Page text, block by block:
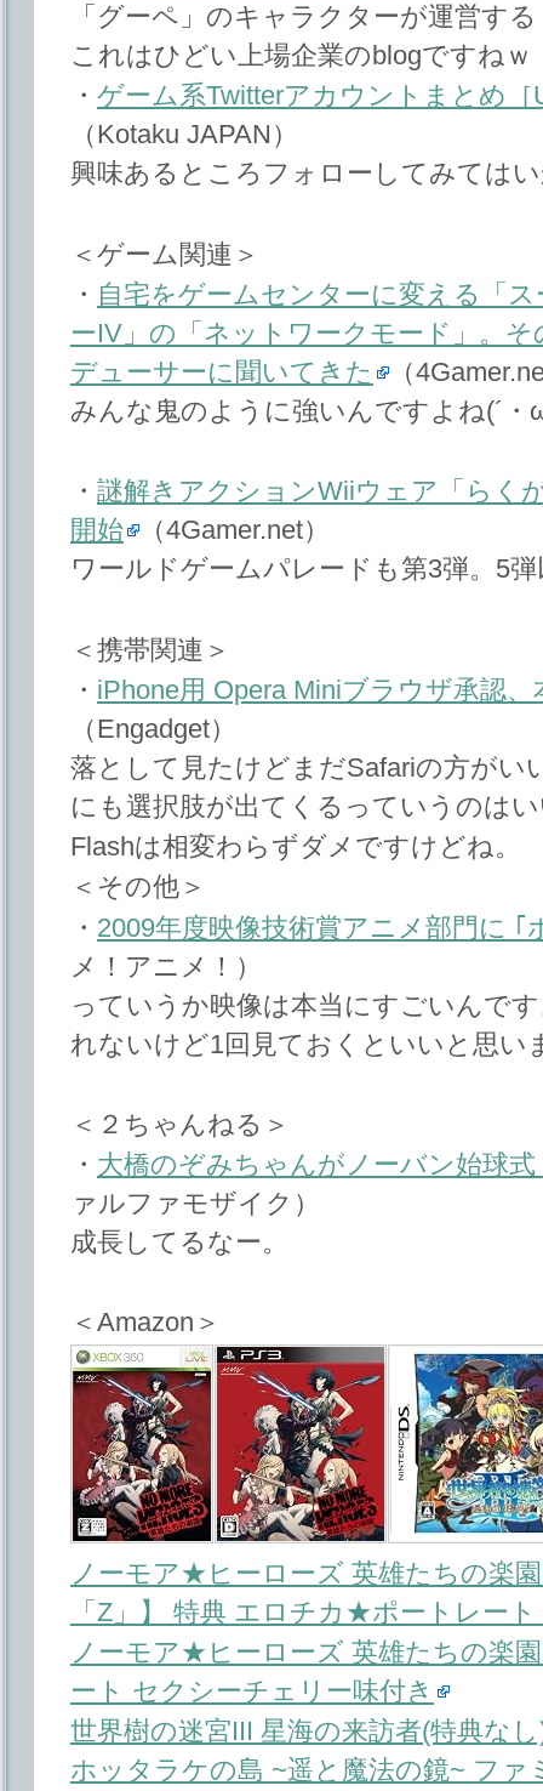
「グーペ」のキャラクターが運営す
これはひどい上場企業のblogですねｗ
・ ゲーム系Twitterアカウントまとめ［
（Kotaku JAPAN）
興味あるところフォローしてみては
＜ゲーム関連＞
・ 自宅をゲームセンターに変える「
ーIV」の「ネットワークモード」。
デューサーに聞いてきた
（
みんな鬼のように強いんですよね(´・
・ 謎解きアクションWiiウェア「らく
開始
（4Gamer.net）
ワールドゲームパレードも第3弾。5
＜携帯関連＞
・ iPhone用 Opera Miniブラウザ承認
（Engadget）
落として見たけどまだSafariの方がい
にも選択肢が出てくるっていうのは
Flashは相変わらずダメですけどね。
＜その他＞
・ 2009年度映像技術賞アニメ部門に ｢
メ！アニメ！）
っていうか映像は本当にすごいんで
れないけど1回見ておくといいと思い
＜２ちゃんねる＞
・ 大橋のぞみちゃんがノーバン始球
ァルファモザイク）
成長してるなー。
＜Amazon＞
ノーモア★ヒーローズ 英雄たちの楽
「Z」】 特典 エロチカ★ポートレー
ノーモア★ヒーローズ 英雄たちの楽
ート セクシーチェリー味付き
世界樹の迷宮III 星海の来訪者(特典な
ホッタラケの島 ~遥と魔法の鏡~ ファ